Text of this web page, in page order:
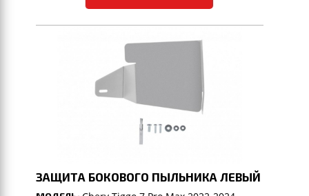
ЗАЩИТА БОКОВОГО ПЫЛЬНИКА ЛЕВЫЙ